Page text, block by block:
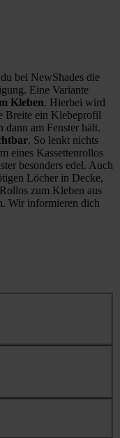
bei NewShades die
Eine Variante
Kleben. Hierbei wird
Breite ein Klebeprofil
dann am Fenster hält.
. So lenkt nichts
eines Kassettenrollos
besonders edel. Auch
Löcher in Decke,
zum Kleben aus
Wir informieren dich